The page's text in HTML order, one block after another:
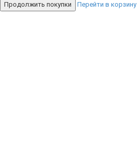
Продолжить покупки Перейти в корзину